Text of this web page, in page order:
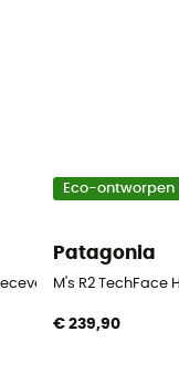
- Heren
Eco-ontworpen
Patagonia
M's R2 TechFace
€ 239,90